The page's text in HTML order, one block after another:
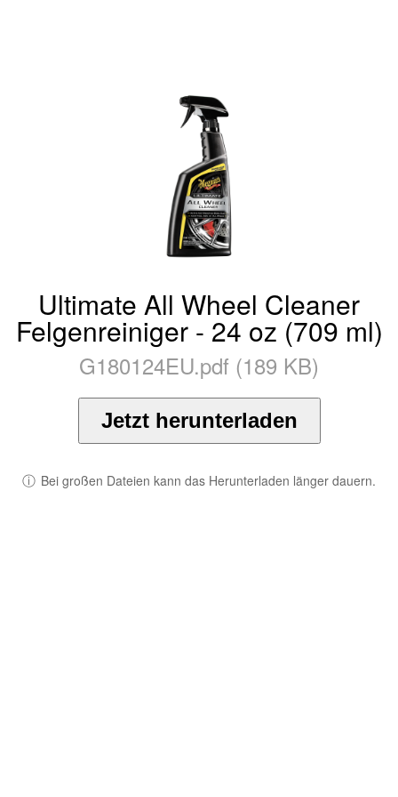
Ultimate All Wheel Cleaner
Felgenreiniger - 24 oz (709 ml)
G180124EU.pdf (189 KB)
Jetzt herunterladen
ⓘ Bei großen Dateien kann das Herunterladen länger dauern.